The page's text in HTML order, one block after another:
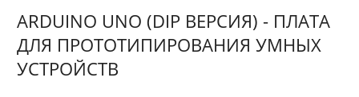
ARDUINO UNO (DIP ВЕРСИЯ) - ПЛАТА
ДЛЯ ПРОТОТИПИРОВАНИЯ УМНЫХ
УСТРОЙСТВ